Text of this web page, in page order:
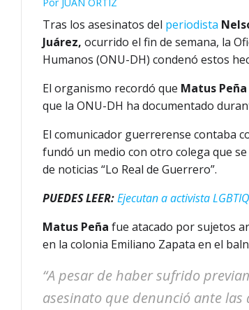
Tras los asesinatos del periodista
Juárez, ocurrido el fin de semana, la
Humanos (ONU-DH) condenó estos
El organismo recordó que Matus Peña
que la ONU-DH ha documentado
El comunicador guerrerense contaba
fundó un medio con otro colega que
de noticias “Lo Real de Guerrero”.
PUEDES LEER:Ejecutan a activista
Matus Peña fue atacado por sujetos
en la colonia Emiliano Zapata en el
“A pesar de haber sufrido
asesinato que denunció ante